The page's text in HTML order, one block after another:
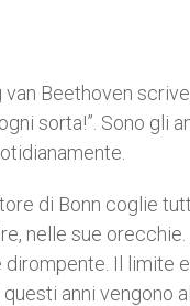
Beethoven
sorta!”. Sono gli
di Bonn coglie
nelle sue
dirompente. Il limite
anni vengono